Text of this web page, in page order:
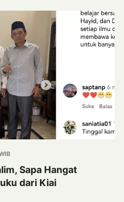
Sapa Hangat
dari Kiai